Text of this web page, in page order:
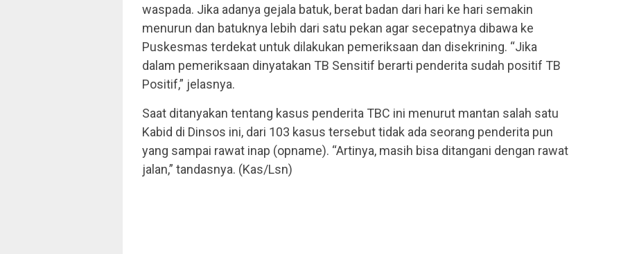
waspada. Jika adanya gejala batuk, berat badan dari hari ke hari semakin
menurun dan batuknya lebih dari satu pekan agar secepatnya dibawa ke
Puskesmas terdekat untuk dilakukan pemeriksaan dan disekrining. “Jika
dalam pemeriksaan dinyatakan TB Sensitif berarti penderita sudah positif TB
Positif,” jelasnya.
Saat ditanyakan tentang kasus penderita TBC ini menurut mantan salah satu
Kabid di Dinsos ini, dari 103 kasus tersebut tidak ada seorang penderita pun
yang sampai rawat inap (opname). “Artinya, masih bisa ditangani dengan rawat
jalan,” tandasnya. (Kas/Lsn)